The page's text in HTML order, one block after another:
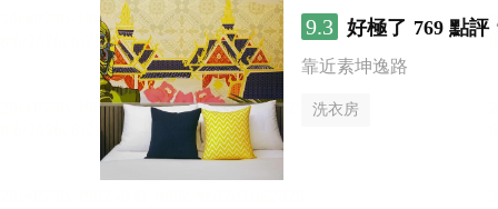
9.3 好極了 769 點評
靠近素坤逸路
洗衣房